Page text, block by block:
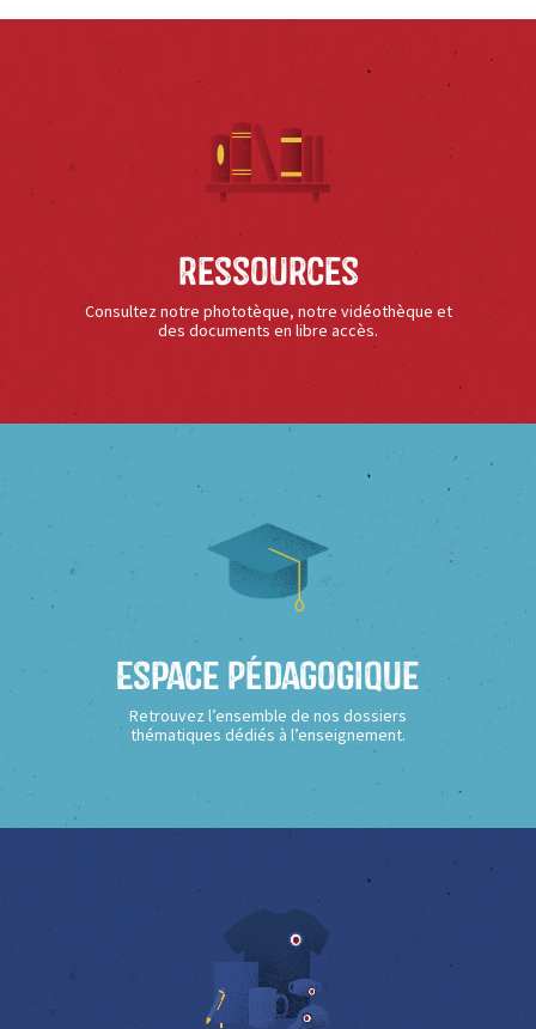
Ressources
Consultez notre phototèque, notre vidéothèque et
des documents en libre accès.
Espace Pédagogique
Retrouvez l’ensemble de nos dossiers
thématiques dédiés à l’enseignement.